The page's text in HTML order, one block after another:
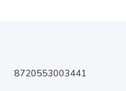
8720553003441